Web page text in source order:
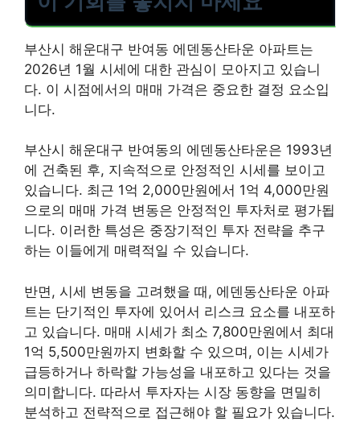
부산시 해운대구 반여동 에덴동산타운 아파트는
2026년 1월 시세에 대한 관심이 모아지고 있습니
다. 이 시점에서의 매매 가격은 중요한 결정 요소입
니다.
부산시 해운대구 반여동의 에덴동산타운은 1993년
에 건축된 후, 지속적으로 안정적인 시세를 보이고
있습니다. 최근 1억 2,000만원에서 1억 4,000만원
으로의 매매 가격 변동은 안정적인 투자처로 평가됩
니다. 이러한 특성은 중장기적인 투자 전략을 추구
하는 이들에게 매력적일 수 있습니다.
반면, 시세 변동을 고려했을 때, 에덴동산타운 아파
트는 단기적인 투자에 있어서 리스크 요소를 내포하
고 있습니다. 매매 시세가 최소 7,800만원에서 최대
1억 5,500만원까지 변화할 수 있으며, 이는 시세가
급등하거나 하락할 가능성을 내포하고 있다는 것을
의미합니다. 따라서 투자자는 시장 동향을 면밀히
분석하고 전략적으로 접근해야 할 필요가 있습니다.